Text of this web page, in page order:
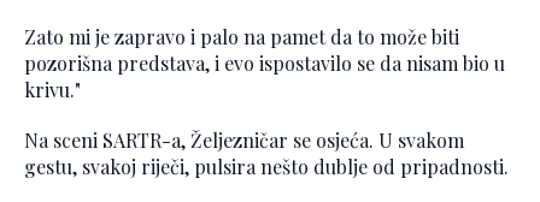
Zato mi je zapravo i palo na pamet da to može biti
pozorišna predstava, i evo ispostavilo se da nisam bio u
krivu."
Na sceni SARTR-a, Željezničar se osjeća. U svakom
gestu, svakoj riječi, pulsira nešto dublje od pripadnosti.